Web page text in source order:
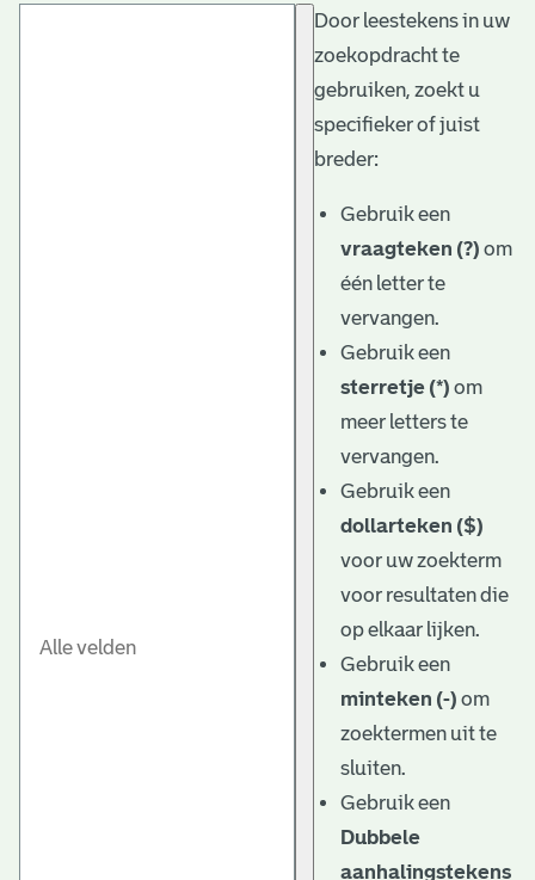
Door leestekens in uw
zoekopdracht te
gebruiken, zoekt u
specifieker of juist
breder:
Gebruik een
vraagteken (?) om
één letter te
vervangen.
Gebruik een
sterretje (*) om
meer letters te
vervangen.
Gebruik een
dollarteken ($)
voor uw zoekterm
voor resultaten die
op elkaar lijken.
Gebruik een
minteken (-) om
zoektermen uit te
sluiten.
Gebruik een
Dubbele
aanhalingstekens